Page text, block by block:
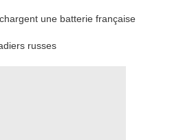
une batterie française
russes